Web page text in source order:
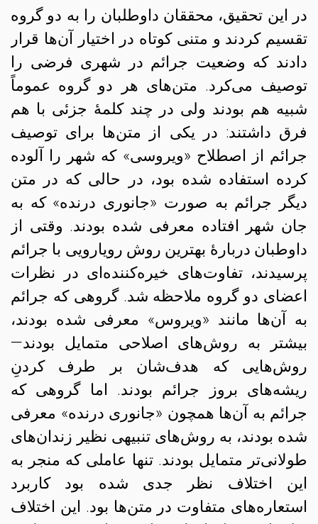
در این تحقیق، محققان داوطلبان را به دو گروه
تقسیم کردند و متنی کوتاه در اختیار آن‌ها قرار
دادند که وضعیت جرائم در شهری فرضی را
توصیف می‌کرد. متن‌های هر دو گروه عموماً
شبیه هم بودند ولی در چند کلمهٔ جزئی با هم
فرق داشتند: در یکی از متن‌ها برای توصیف
جرائم از اصطلاح «ویروسی» که شهر را آلوده
کرده استفاده شده بود، در حالی که در متن
دیگر جرائم به صورت «جانوری درنده» که به
جان شهر افتاده معرفی شده بودند. وقتی از
داوطبان دربارهٔ بهترین روش رویارویی با جرائم
پرسیدند، تفاوت‌های خیره‌کننده‌ای در نظرات
اعضای دو گروه ملاحظه شد. گروهی که جرائم
به آن‌ها مانند «ویروس» معرفی شده بودند،
بیشتر به روش‌های اصلاحی متمایل بودند—
روش‌هایی که هدف‌شان بر طرف کردنِ
ریشه‌های بروز جرائم بودند. اما گروهی که
جرائم به آن‌ها همچون «جانوری درنده» معرفی
شده بودند، به روش‌های تنبیهی نظیر زندان‌های
طولانی‌تر متمایل بودند. تنها عاملی که منجر به
این اختلاف نظر جدی شده بود کاربرد
استعاره‌های متفاوت در متن‌ها بود. این اختلاف